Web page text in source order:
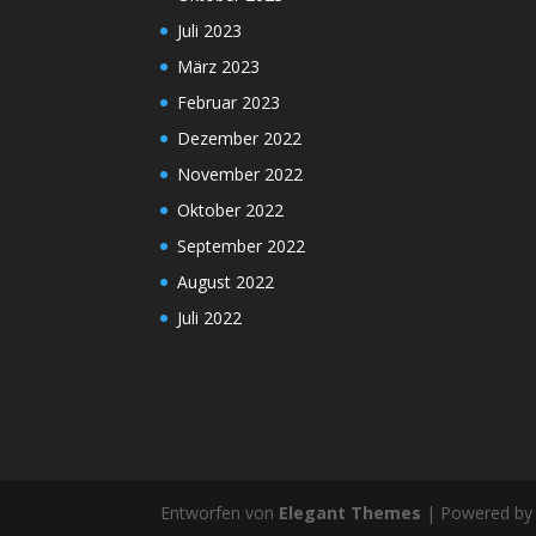
Juli 2023
März 2023
Februar 2023
Dezember 2022
November 2022
Oktober 2022
September 2022
August 2022
Juli 2022
Entworfen von Elegant Themes | Powered